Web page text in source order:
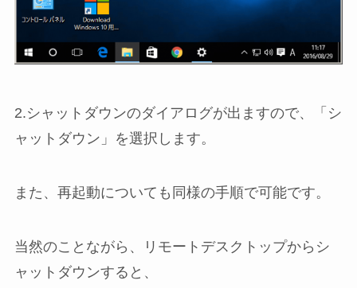
2.シャットダウンのダイアログが出ますので、「シ
ャットダウン」を選択します。
また、再起動についても同様の手順で可能です。
当然のことながら、リモートデスクトップからシ
ャットダウンすると、